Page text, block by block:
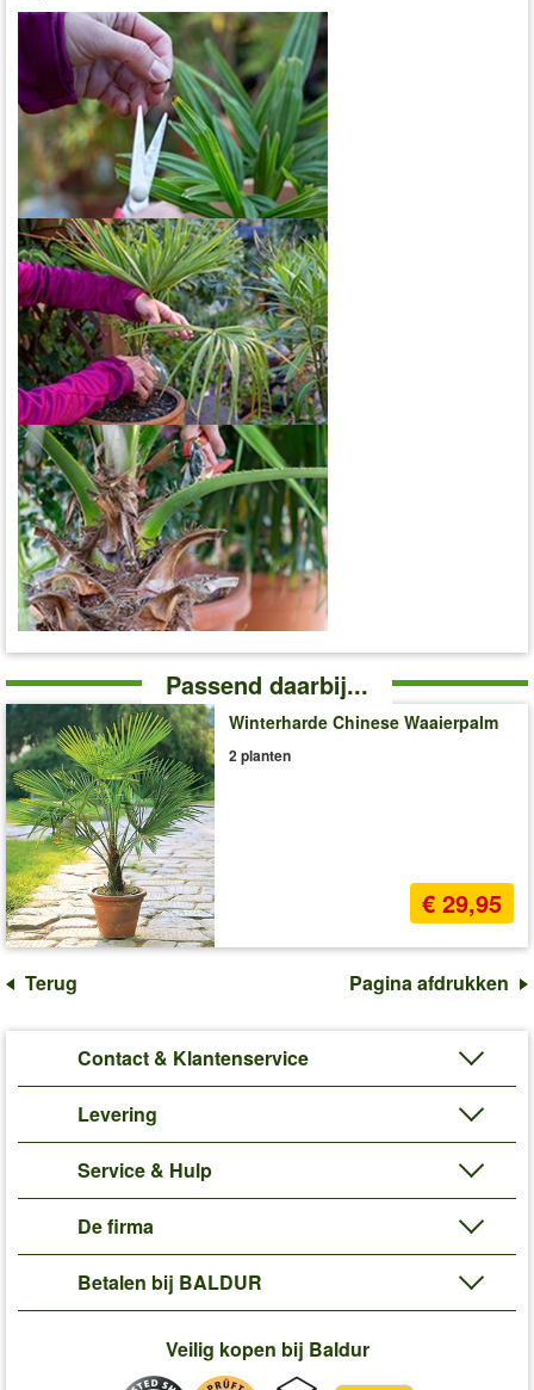
Passend daarbij...
Winterharde Chinese Waaierpalm
2 planten
€ 29,95
Terug Pagina afdrukken
Contact & Klantenservice
Levering
Service & Hulp
De firma
Betalen bij BALDUR
Veilig kopen bij Baldur